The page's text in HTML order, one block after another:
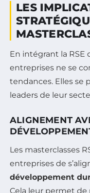
LES
En intégrant la RSE
entreprises ne se
tendances. Elles se
leaders de leur
ALIGNEMENT
Les masterclasses
entreprises de
développement
Cela leur permet